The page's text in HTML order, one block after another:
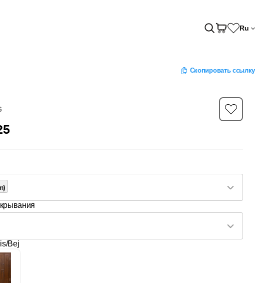
Ru
Скопировать ссылку
Bej